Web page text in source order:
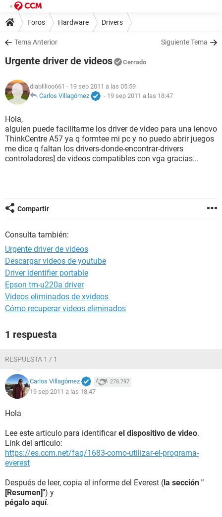
Foros Hardware Drivers
Tema Anterior Siguiente Tema
Urgente driver de videos Cerrado
diablilloo661 - 19 sep 2011 a las 05:59
Carlos Villagómez
- 19 sep 2011 a las 18:47
Hola,
alguien puede facilitarme los driver de video para una lenovo
ThinkCentre A57 ya q formtee mi pc y no puedo abrir juegos
me dice q faltan los drivers-donde-encontrar-drivers
controladores] de videos compatibles con vga gracias...
Compartir
Consulta también:
Urgente driver de videos
Descargar videos de youtube
Driver identifier portable
Epson tm-u220a driver
Videos eliminados de xvideos
Cómo recuperar videos eliminados
1 respuesta
RESPUESTA 1 / 1
Carlos Villagómez 278.797
19 sep 2011 a las 18:47
Hola
Lee este articulo para identificarel dispositivo de video.
Link del articulo:
https://es.ccm.net/faq/1683-como-utilizar-el-programa-
everest
Después de leer, copia el informe del Everest (la sección "
[Resumen]") y
pégalo aquí.